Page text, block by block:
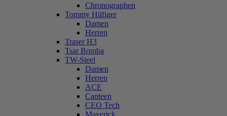
Chronographen
Tommy Hilfiger
Damen
Herren
Traser H3
Tsar Bomba
TW-Steel
Damen
Herren
ACE
Canteen
CEO Tech
Maverick